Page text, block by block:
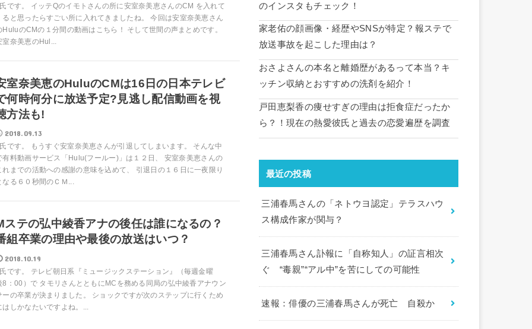
です。 イッテQのイモトさんの所に安室奈美恵さんのCM を入れて
ると思ったらすごい所に入れてきましたね。 今回は安室奈美恵さん
HuluのCMの１分間の動画はこちら！ そして世間の声まとめです。
室奈美恵のHul...
室奈美恵のHuluのCMは16日の日本テレビ
何時何分に放送予定?見逃し配信動画を視
方法も!
2018.09.13
です。 もうすぐ安室奈美恵さんが引退してしまいます。 そんな中
有料動画サービス「Hulu(フールー)」は１２日、 安室奈美恵さんの
れまでの活動への感謝の意味を込めて、 引退日の１６日に一夜限り
なる６０秒間のＣＭ...
ステの弘中綾香アナの後任は誰になるの？
組卒業の理由や最後の放送はいつ？
2018.10.19
です。 テレビ朝日系『ミュージックステーション』（毎週金曜
8：00）で タモリさんとともにMCを務める同局の弘中綾香アナウン
ーの卒業が決まりました。 ショックですが次のステップに行くため
はしかなたいですよね。...
のインスタもチェック！
家老佑の顔画像・経歴やSNSが特定？報ステで
放送事故を起こした理由は？
おさよさんの本名と離婚歴があるって本当？キ
ッチン収納とおすすめの洗剤を紹介！
戸田恵梨香の痩せすぎの理由は拒食症だったか
ら？！現在の熱愛彼氏と過去の恋愛遍歴を調査
最近の投稿
三浦春馬さんの「ネトウヨ認定」テラスハウ
ス構成作家が関与？
三浦春馬さん訃報に「自称知人」の証言相次
ぐ “毒親”“アル中”を苦にしての可能性
速報：俳優の三浦春馬さんが死亡 自殺か